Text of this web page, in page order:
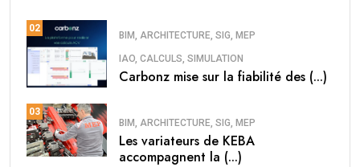
02
BIM, ARCHITECTURE, SIG, MEP
IAO, CALCULS, SIMULATION
Carbonz mise sur la fiabilité des (...)
03
BIM, ARCHITECTURE, SIG, MEP
Les variateurs de KEBA
accompagnent la (...)